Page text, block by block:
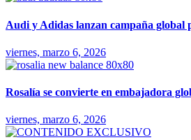
Audi y Adidas lanzan campaña global
viernes, marzo 6, 2026
Rosalía se convierte en embajadora
viernes, marzo 6, 2026